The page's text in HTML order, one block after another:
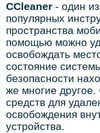
CCleaner - один
популярных
пространства
помощью можно
освобождать
состояние
безопасности
же многие
средств для
освобождения
устройства.